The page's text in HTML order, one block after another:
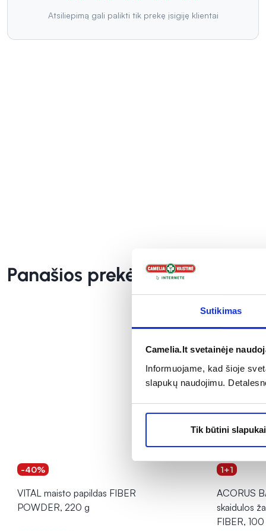
Sutikimas
Camelia.lt svetainėje
Informuojame, kad šioje
slapukų naudojimu.
Tik būtini slapukai
Atsiliepimą gali palikti tik prekę įsigiję klientai
Panašios prekės
-40%
VITAL maisto papildas FIBER
POWDER, 220 g
1+1
ACORUS
skaidulos
FIBER, 100